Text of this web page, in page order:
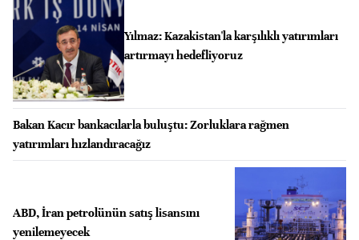
Yılmaz: Kazakistan'la karşılıklı yatırımları
artırmayı hedefliyoruz
Bakan Kacır bankacılarla buluştu: Zorluklara rağmen
yatırımları hızlandıracağız
ABD, İran petrolünün satış lisansını
yenilemeyecek